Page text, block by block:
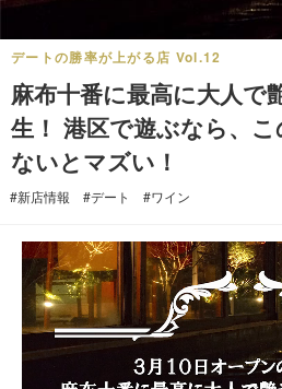
デートの勝率が上がる店 Vol.12
麻布十番に最高に大人で
生！ 港区で遊ぶなら、
ないとマズい！
#新店情報 #デート #ワイン